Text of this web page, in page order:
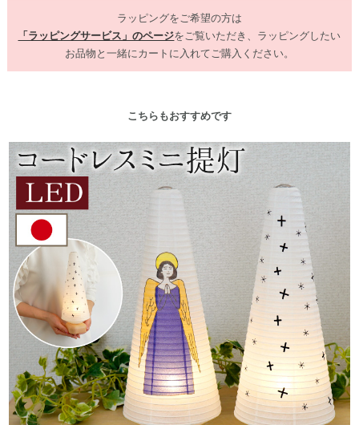
ラッピングをご希望の方は
「ラッピングサービス」のページをご覧いただき、ラッピングしたい
お品物と一緒にカートに入れてご購入ください。
こちらもおすすめです